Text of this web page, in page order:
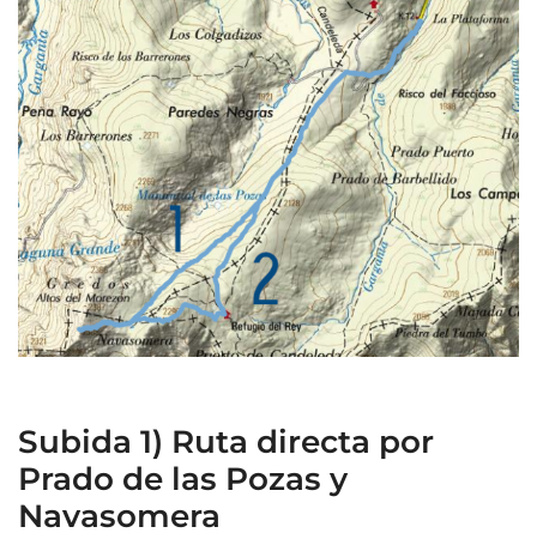
Subida 1) Ruta directa por
Prado de las Pozas y
Navasomera